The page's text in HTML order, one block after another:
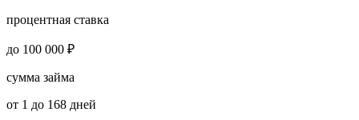
процентная ставка
до 100 000 ₽
сумма займа
от 1 до 168 дней